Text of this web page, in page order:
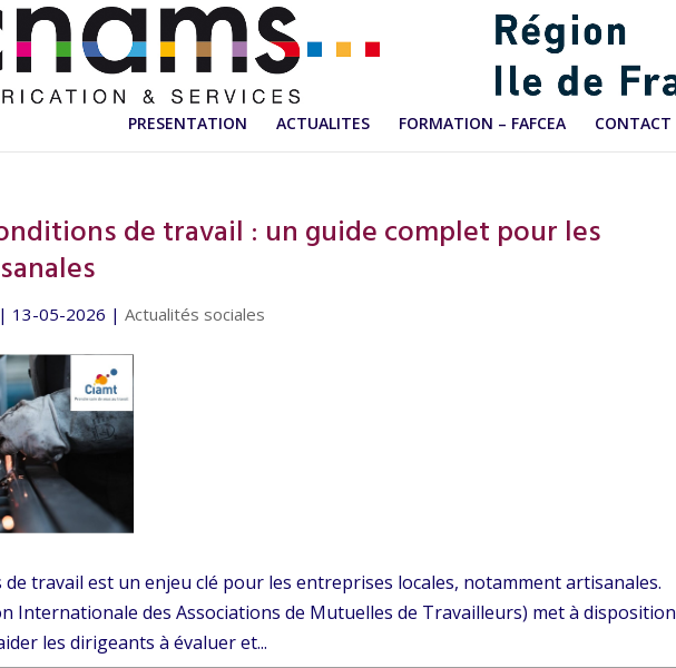
PRESENTATION ACTUALITES FORMATION – FAFCEA CONTACT
de travail : un guide complet pour les
| 13-05-2026 |Actualités sociales
travail est un enjeu clé pour les entreprises locales, notamment artisanales.
Internationale des Associations de Mutuelles de Travailleurs) met à disposition
les dirigeants à évaluer et...